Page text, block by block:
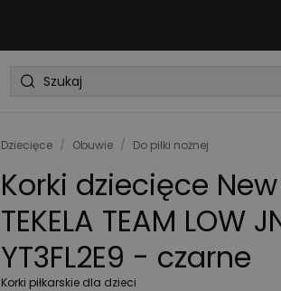
Dziecięce / Obuwie / Do piłki nożnej
Korki dziecięce
TEKELA TEAM LOW
YT3FL2E9 - czarne
Korki piłkarskie dla dzieci